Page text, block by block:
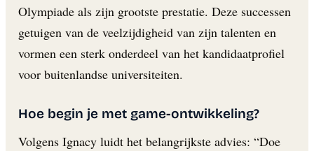
Olympiade als zijn grootste prestatie. Deze successen
getuigen van de veelzijdigheid van zijn talenten en
vormen een sterk onderdeel van het kandidaatprofiel
voor buitenlandse universiteiten.
Hoe begin je met game-ontwikkeling?
Volgens Ignacy luidt het belangrijkste advies: “Doe